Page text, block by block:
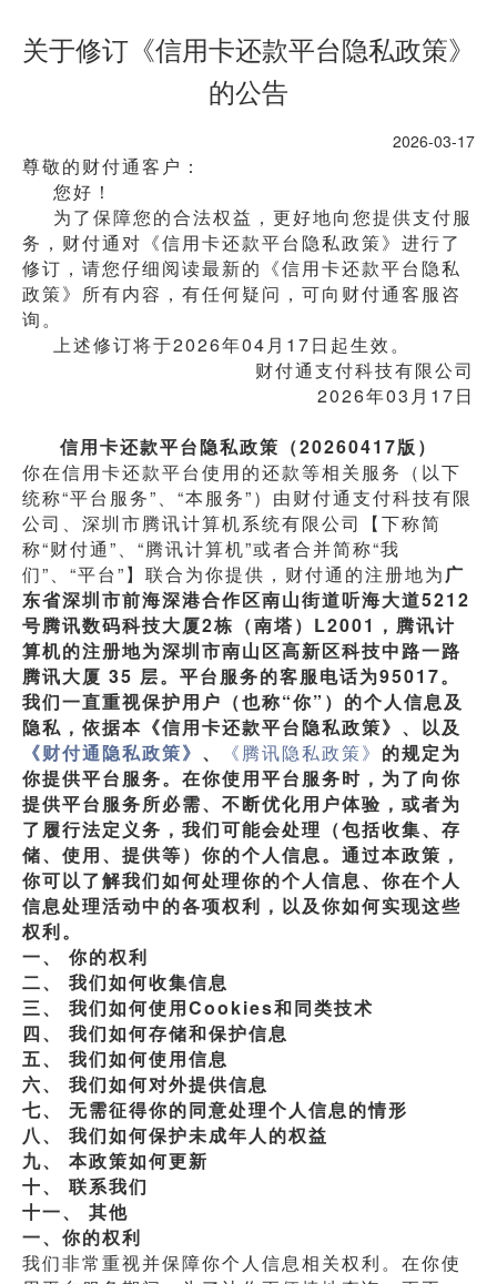
关于修订《信用卡还款平台隐私政策》
的公告
2026-03-17
尊敬的财付通客户：
您好！
为了保障您的合法权益，更好地向您提供支付服
务，财付通对《信用卡还款平台隐私政策》进行了
修订，请您仔细阅读最新的《信用卡还款平台隐私
政策》所有内容，有任何疑问，可向财付通客服咨
询。
上述修订将于2026年04月17日起生效。
财付通支付科技有限公司
2026年03月17日
信用卡还款平台隐私政策（20260417版）
你在信用卡还款平台使用的还款等相关服务（以下
统称“平台服务”、“本服务”）由财付通支付科技有限
公司、深圳市腾讯计算机系统有限公司【下称简
称“财付通”、“腾讯计算机”或者合并简称“我
们”、“平台”】联合为你提供，财付通的注册地为广
东省深圳市前海深港合作区南山街道听海大道5212
号腾讯数码科技大厦2栋（南塔）L2001，腾讯计
算机的注册地为深圳市南山区高新区科技中路一路
腾讯大厦 35 层。平台服务的客服电话为95017。
我们一直重视保护用户（也称“你”）的个人信息及
隐私，依据本《信用卡还款平台隐私政策》、以及
《财付通隐私政策》 、 《腾讯隐私政策》 的规定为
你提供平台服务。在你使用平台服务时，为了向你
提供平台服务所必需、不断优化用户体验，或者为
了履行法定义务，我们可能会处理（包括收集、存
储、使用、提供等）你的个人信息。通过本政策，
你可以了解我们如何处理你的个人信息、你在个人
信息处理活动中的各项权利，以及你如何实现这些
权利。
一、
你的权利
二、
我们如何收集信息
三、
我们如何使用Cookies和同类技术
四、
我们如何存储和保护信息
五、
我们如何使用信息
六、
我们如何对外提供信息
七、
无需征得你的同意处理个人信息的情形
八、
我们如何保护未成年人的权益
九、
本政策如何更新
十、
联系我们
十一、
其他
一、你的权利
我们非常重视并保障你个人信息相关权利。在你使